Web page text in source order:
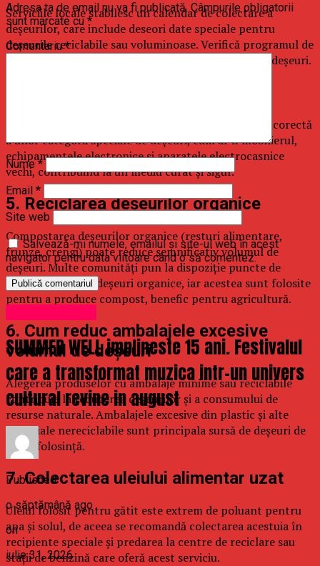
Serviciile locale stabilesc un calendar de colectare a
deșeurilor, care include deseori date speciale pentru
deșeurile reciclabile sau voluminoase. Verifică programul de
colectare din zona ta pentru a evita acumularea de deșeuri.
Centrele de colectare oferă soluții pentru predarea corectă
a unor categorii speciale de deșeuri, cum ar fi mobilierul,
echipamentele electronice și aparatele electrocasnice
vechi, contribuind la un mediu curat și sigur.
5. Reciclarea deșeurilor organice
Compostarea deșeurilor organice (resturi alimentare,
frunze, crengi) poate reduce semnificativ volumul de
deșeuri. Multe comunități pun la dispoziție puncte de
colectare pentru deșeuri organice, iar acestea sunt folosite
pentru a produce compost, benefic pentru agricultură.
6. Cum reduc ambalajele excesive
volumul de deșeuri
Alegerea produselor cu ambalaje minime sau reciclabile
contribuie la reducerea deșeurilor și a consumului de
resurse naturale. Ambalajele excesive din plastic și alte
materiale nereciclabile sunt principala sursă de deșeuri de
unică folosință.
7. Colectarea uleiului alimentar uzat
Uleiul folosit pentru gătit este extrem de poluant pentru
apa și solul, de aceea se recomandă colectarea acestuia în
recipiente speciale și predarea la centre de reciclare sau
stații de benzină care oferă acest serviciu.
Adresa ta de email nu va fi publicată. Câmpurile obligatorii
sunt marcate cu*
Comentariu*
Nume*
Email *
Site web
Salvează-mi numele, emailul și site-ul web în acest
navigator pentru data viitoare când o să comentez.
SUMMER WELL implineste 15 ani. Festivalul
care a transformat muzica intr-un univers
cultural revine in august
Published
o săptămână ago
on
iulie 31, 2026